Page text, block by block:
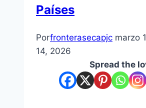
Países
Porfronterasecapjc marzo
14, 2026
Spread the